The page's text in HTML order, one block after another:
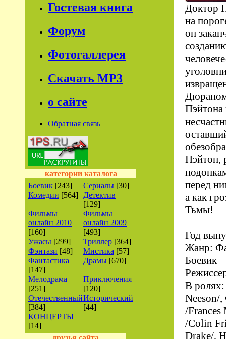
Гостевая книга
Форум
Фотогаллерея
Скачать МР3
о сайте
Обратная связь
категории каталога
Боевик [243] Сериалы [30]
Комедии [564]
Детектив
[129]
Фильмы
онлайн 2010
[160]
Фильмы
онлайн 2009
[493]
Ужасы [299] Триллер [364]
Фэнтази [48] Мистика [57]
Фантастика
[147]
Драмы [670]
Мелодрама
[251]
Приключения
[120]
Отечественный
[384]
Исторический
[44]
КОНЦЕРТЫ
[14]
Доктор
на
он
Дюраном
Пэйтона
Пэйтон,
перед
а как
Тьмы!
Год
Жанр:
Боевик
В
Neeson/
/
/Colin
Drake/,